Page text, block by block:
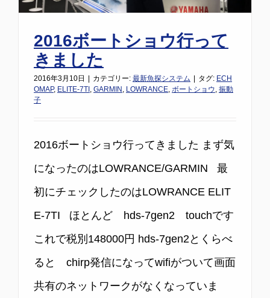
2016ボートショウ行って
きました
2016年3月10日 | カテゴリー: 最新魚探システム | タグ: ECH
OMAP, ELITE-7TI GARMIN LOWRANCE ボートショウ 振動
子
2016ボートショウ行ってきました まず気
になったのはLOWRANCE/GARMIN 最
初にチェックしたのはLOWRANCE ELIT
E-7TI ほとんど hds-7gen2 touchです
これで税別148000円 hds-7gen2とくらべ
ると chirp発信になってwifiがついて画面
共有のネットワークがなくなっていま